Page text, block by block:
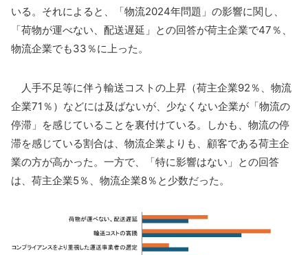
いる。それによると、「物流2024年問題」の影響に関し、
「荷物が運べない、配送遅延」との回答が荷主企業で47％、
物流企業でも33％に上った。
人手不足等に伴う輸送コストの上昇（荷主企業92％、物流
企業71％）などには及ばないが、少なくない企業が「物流の
停滞」を感じていることを裏付けている。しかも、物流の停
滞を感じている割合は、物流企業よりも、顧客である荷主企
業の方が高かった。一方で、「特に影響はない」との回答
は、荷主企業5％、物流企業8％と少数だった。